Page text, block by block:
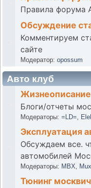
Правила форума
Обсуждение
Комментируем
сайте
Модератор:opossum
Авто клуб
Блоги/отчеты
Модераторы:=LD=,
Эксплуатация
Обсуждаем все.
автомобилей
Модераторы: MBX,
Тюнинг